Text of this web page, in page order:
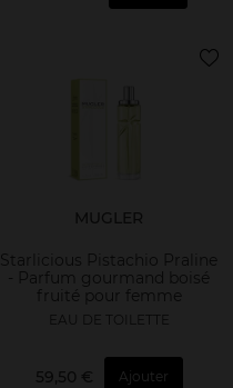
MUGLER
Starlicious Pistachio Praline
- Parfum gourmand boisé
fruité pour femme
EAU DE TOILETTE
59,50 € Ajouter